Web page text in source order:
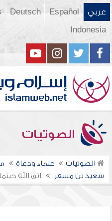
عربي Español
Deutsch
Indonesia
الصوتيات
الصوتيات علماء ودعاة
سعيد بن مسفر
اتق الله